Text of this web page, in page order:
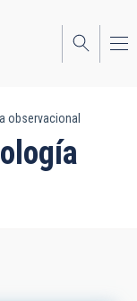
observacional